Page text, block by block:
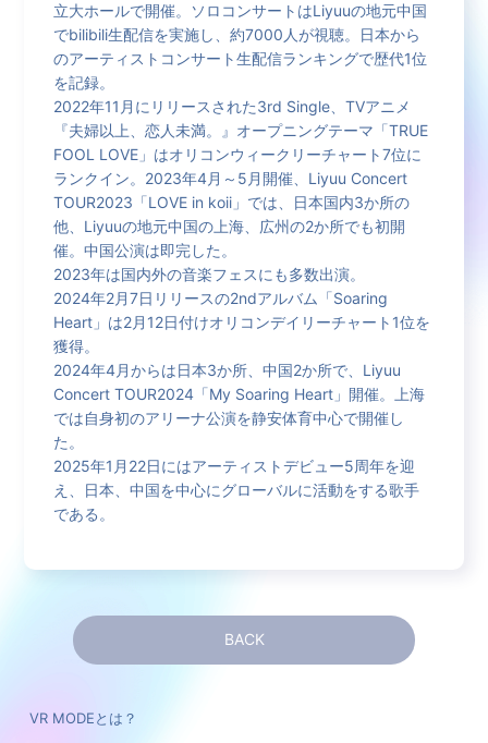
立大ホールで開催。ソロコンサートはLiyuuの地元中国
でbilibili生配信を実施し、約7000人が視聴。日本から
のアーティストコンサート生配信ランキングで歴代1位
を記録。
2022年11月にリリースされた3rd Single、TVアニメ
『夫婦以上、恋人未満。』オープニングテーマ「TRUE
FOOL LOVE」はオリコンウィークリーチャート7位に
ランクイン。2023年4月～5月開催、Liyuu Concert
TOUR2023「LOVE in koii」では、日本国内3か所の
他、Liyuuの地元中国の上海、広州の2か所でも初開
催。中国公演は即完した。
2023年は国内外の音楽フェスにも多数出演。
2024年2月7日リリースの2ndアルバム「Soaring
Heart」は2月12日付けオリコンデイリーチャート1位を
獲得。
2024年4月からは日本3か所、中国2か所で、Liyuu
Concert TOUR2024「My Soaring Heart」開催。上海
では自身初のアリーナ公演を静安体育中心で開催し
た。
2025年1月22日にはアーティストデビュー5周年を迎
え、日本、中国を中心にグローバルに活動をする歌手
である。
VR MODEとは？